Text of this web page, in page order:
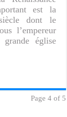
est la
dont le
l’empereur
église
Page 4 of 5